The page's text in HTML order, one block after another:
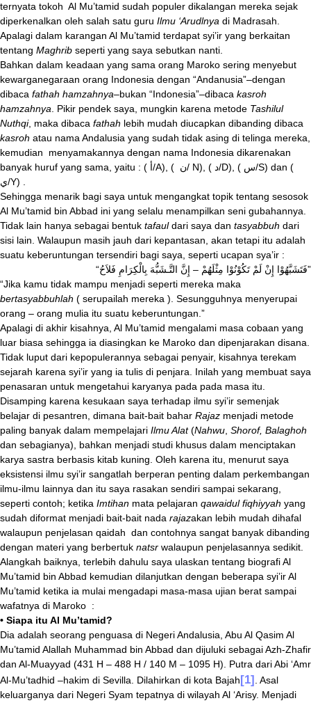
ternyata tokoh Al Mu’tamid sudah populer dikalangan mereka sejak
diperkenalkan oleh salah satu guru Ilmu ‘Arudlnya di Madrasah.
Apalagi dalam karangan Al Mu’tamid terdapat syi’ir yang berkaitan
tentang Maghrib seperti yang saya sebutkan nanti.
Bahkan dalam keadaan yang sama orang Maroko sering menyebut
kewarganegaraan orang Indonesia dengan “Andanusia”–dengan
dibaca fathah hamzahnya–bukan “Indonesia”–dibaca kasroh
hamzahnya . Pikir pendek saya, mungkin karena metode Tashilul
Nuthqi, maka dibaca fathah lebih mudah diucapkan dibanding dibaca
kasroh atau nama Andalusia yang sudah tidak asing di telinga mereka,
kemudian menyamakannya dengan nama Indonesia dikarenakan
banyak huruf yang sama, yaitu : ( أ/A), ( ن/ N), ( د/D), ( س/S) dan (
ي/Y) .
Sehingga menarik bagi saya untuk mengangkat topik tentang sesosok
Al Mu’tamid bin Abbad ini yang selalu menampilkan seni gubahannya.
Tidak lain hanya sebagai bentuk tafauldari saya dan tasyabbuh dari
sisi lain. Walaupun masih jauh dari kepantasan, akan tetapi itu adalah
suatu keberuntungan tersendiri bagi saya, seperti ucapan sya’ir :
“فَتَشَبَّهُوْا إِنْ لَمْ تَكُوْنُوْا مِثْلَهُمْ – إِنَّ التَّـشَبُّهَ بِالْكِرَامِ فَلاَحُ”
“Jika kamu tidak mampu menjadi seperti mereka maka
bertasyabbuhlah ( serupailah mereka ). Sesungguhnya menyerupai
orang – orang mulia itu suatu keberuntungan.”
Apalagi di akhir kisahnya, Al Mu’tamid mengalami masa cobaan yang
luar biasa sehingga ia diasingkan ke Maroko dan dipenjarakan disana.
Tidak luput dari kepopulerannya sebagai penyair, kisahnya terekam
sejarah karena syi’ir yang ia tulis di penjara. Inilah yang membuat saya
penasaran untuk mengetahui karyanya pada pada masa itu.
Disamping karena kesukaan saya terhadap ilmu syi’ir semenjak
belajar di pesantren, dimana bait-bait bahar Rajaz menjadi metode
paling banyak dalam mempelajari Ilmu Alat(Nahwu Shorof, Balaghoh
dan sebagianya), bahkan menjadi studi khusus dalam menciptakan
karya sastra berbasis kitab kuning. Oleh karena itu, menurut saya
eksistensi ilmu syi’ir sangatlah berperan penting dalam perkembangan
ilmu-ilmu lainnya dan itu saya rasakan sendiri sampai sekarang,
seperti contoh; ketika Imtihan mata pelajaran qawaidul fiqhiyyah yang
sudah diformat menjadi bait-bait nada rajazakan lebih mudah dihafal
walaupun penjelasan qaidah dan contohnya sangat banyak dibanding
dengan materi yang berbertuk natsr walaupun penjelasannya sedikit.
Alangkah baiknya, terlebih dahulu saya ulaskan tentang biografi Al
Mu’tamid bin Abbad kemudian dilanjutkan dengan beberapa syi’ir Al
Mu’tamid ketika ia mulai mengadapi masa-masa ujian berat sampai
wafatnya di Maroko :
• Siapa itu Al Mu’tamid?
Dia adalah seorang penguasa di Negeri Andalusia, Abu Al Qasim Al
Mu’tamid Alallah Muhammad bin Abbad dan dijuluki sebagai Azh-Zhafir
dan Al-Muayyad (431 H – 488 H / 140 M – 1095 H). Putra dari Abi ‘Amr
Al-Mu’tadhid –hakim di Sevilla. Dilahirkan di kota Bajah[1] . Asal
keluarganya dari Negeri Syam tepatnya di wilayah Al ‘Arisy. Menjadi